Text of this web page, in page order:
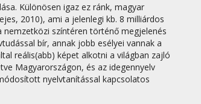
Különösen igaz ez ránk, magyar
2010), ami a jelenlegi kb. 8 milliárdos
nemzetközi színtéren történő megjelenés
bír, annak jobb esélyei vannak a
reális(abb) képet alkotni a világban zajló
Magyarországon, és az idegennyelv
nyelvtanítással kapcsolatos